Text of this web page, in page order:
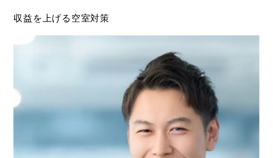
収益を上げる空室対策